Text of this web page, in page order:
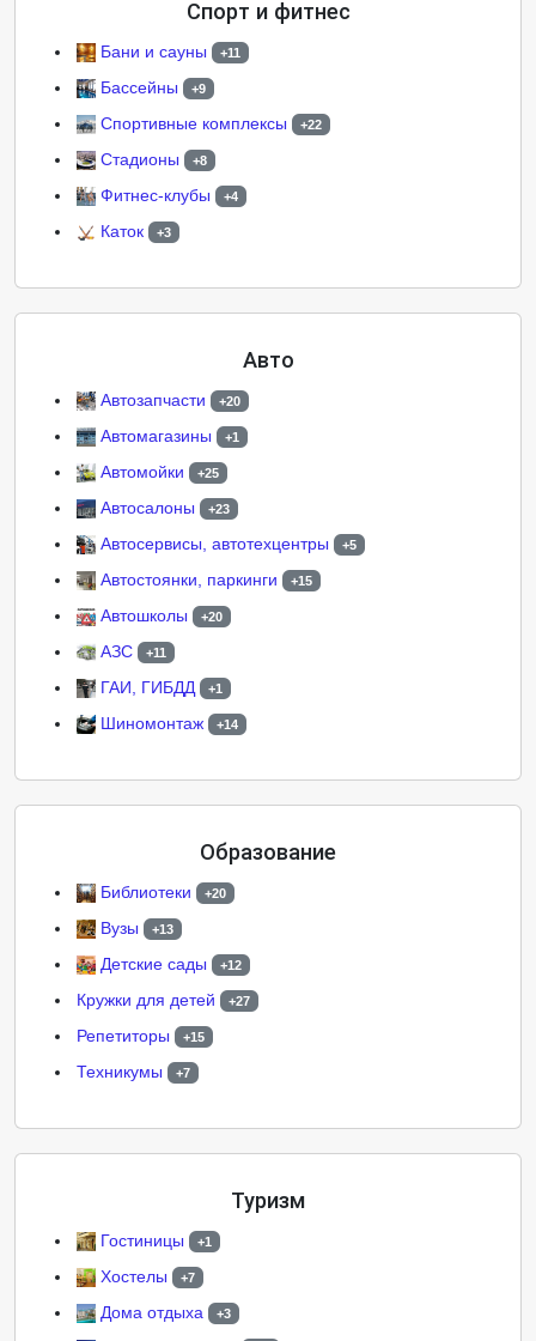
Спорт и фитнес
Бани и сауны +11
Бассейны +9
Спортивные комплексы +22
Стадионы +8
Фитнес-клубы +4
Каток +3
Авто
Автозапчасти +20
Автомагазины +1
Автомойки +25
Автосалоны +23
Автосервисы, автотехцентры +5
Автостоянки, паркинги +15
Автошколы +20
АЗС +11
ГАИ, ГИБДД +1
Шиномонтаж +14
Образование
Библиотеки +20
Вузы +13
Детские сады +12
Кружки для детей +27
Репетиторы +15
Техникумы +7
Туризм
Гостиницы +1
Хостелы +7
Дома отдыха +3